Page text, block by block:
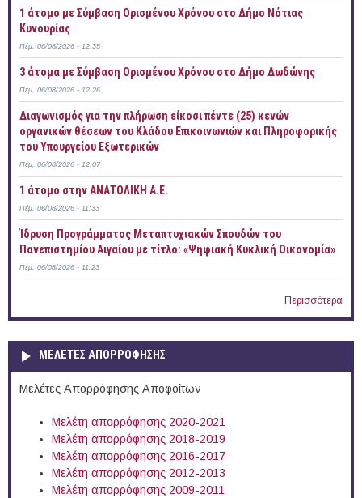
1 άτομο με Σύμβαση Ορισμένου Χρόνου στο Δήμο Νότιας
Κυνουρίας
Πέμ, 06/08/2026 - 12:35
3 άτομα με Σύμβαση Ορισμένου Χρόνου στο Δήμο Δωδώνης
Πέμ, 06/08/2026 - 12:26
Διαγωνισμός για την πλήρωση είκοσι πέντε (25) κενών
οργανικών θέσεων του Κλάδου Επικοινωνιών και Πληροφορικής
του Υπουργείου Εξωτερικών
Πέμ, 06/08/2026 - 12:07
1 άτομο στην ΑΝΑΤΟΛΙΚΗ Α.Ε.
Πέμ, 06/08/2026 - 11:33
Ίδρυση Προγράμματος Μεταπτυχιακών Σπουδών του
Πανεπιστημίου Αιγαίου με τίτλο: «Ψηφιακή Κυκλική Οικονομία»
Πέμ, 06/08/2026 - 11:23
Περισσότερα
ΜΕΛΕΤΕΣ ΑΠΟΡΡΟΦΗΣΗΣ
Μελέτες Απορρόφησης Αποφοίτων
Μελέτη απορρόφησης 2020-2021
Μελέτη απορρόφησης 2018-2019
Μελέτη απορρόφησης 2016-2017
Μελέτη απορρόφησης 2012-2013
Μελέτη απορρόφησης 2009-2011